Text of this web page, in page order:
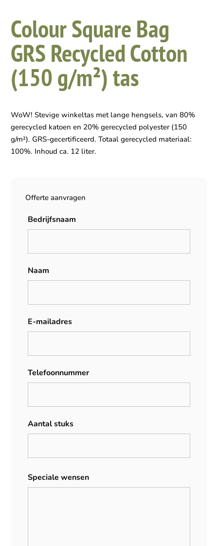
Colour Square Bag
GRS Recycled Cotton
(150 g/m²) tas
WoW! Stevige winkeltas met lange hengsels, van 80%
gerecycled katoen en 20% gerecycled polyester (150
g/m²). GRS-gecertificeerd. Totaal gerecycled materiaal:
100%. Inhoud ca. 12 liter.
Offerte aanvragen
Bedrijfsnaam
Naam
E-mailadres
Telefoonnummer
Aantal stuks
Speciale wensen